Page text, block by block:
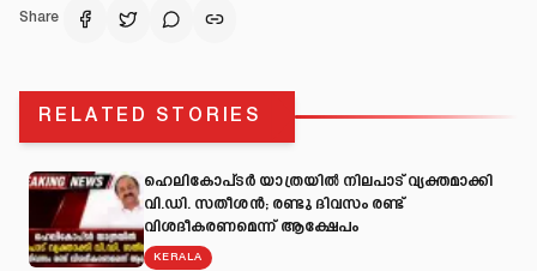
Share
RELATED STORIES
ഹെലികോപ്ടർ യാത്രയിൽ നിലപാട് വ്യക്തമാക്കി
വി.ഡി. സതീശൻ; രണ്ടു ദിവസം രണ്ട്
വിശദീകരണമെന്ന് ആക്ഷേപം
KERALA